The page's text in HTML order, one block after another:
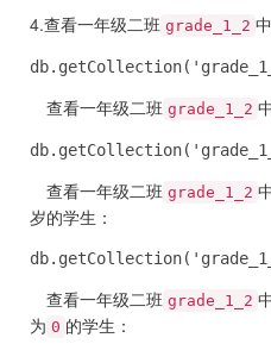
4.查看一年级二班 grade_1_2
查看一年级二班 grade_1_2
查看一年级二班 grade_1_2
岁的学生：
查看一年级二班 grade_1_2
为 0 的学生：